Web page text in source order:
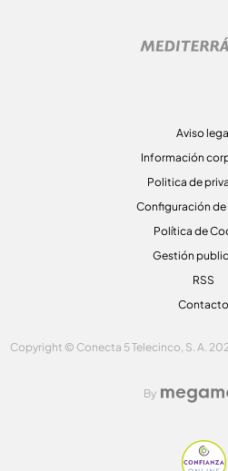
Aviso
Información
Politica de
Configuración
Política de
Gestión
RSS
Contacto
Copyright © Conecta 5 Telecinco, S. A.
By